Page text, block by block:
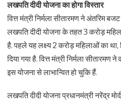
लखपति दीदी योजना का होगा विस्तार
वित्त मंत्री निर्मला सीतारमण ने अंतरिम
लखपति दीदी योजना के तहत 3 करोड़
है. पहले यह लक्ष्य 2 करोड़ महिलाओं का
दिया गया है. वित्त मंत्री निर्मला
इस योजना से लाभान्वित हो चुकि हैं.
लखपति दीदी योजना प्रधानमंत्री नरेंद्र